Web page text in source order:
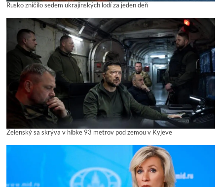
Rusko zničilo sedem ukrajinských lodí za jeden deň
Zelenský sa skrýva v hĺbke 93 metrov pod zemou v Kyjeve